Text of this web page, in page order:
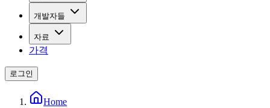
개발자들
자료
가격
로그인
Home